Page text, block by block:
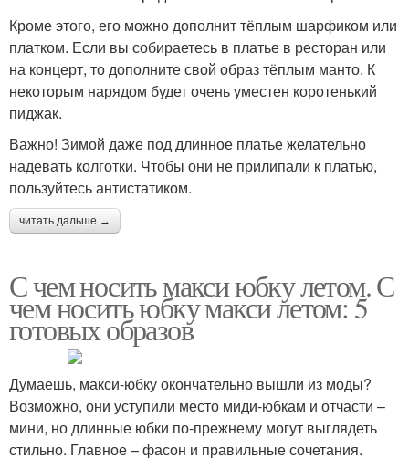
Кроме этого, его можно дополнит тёплым шарфиком или
платком. Если вы собираетесь в платье в ресторан или
на концерт, то дополните свой образ тёплым манто. К
некоторым нарядом будет очень уместен коротенький
пиджак.
Важно! Зимой даже под длинное платье желательно
надевать колготки. Чтобы они не прилипали к платью,
пользуйтесь антистатиком.
читать дальше →
С чем носить макси юбку летом. С
чем носить юбку макси летом: 5
готовых образов
Думаешь, макси-юбку окончательно вышли из моды?
Возможно, они уступили место миди-юбкам и отчасти –
мини, но длинные юбки по-прежнему могут выглядеть
стильно. Главное – фасон и правильные сочетания.